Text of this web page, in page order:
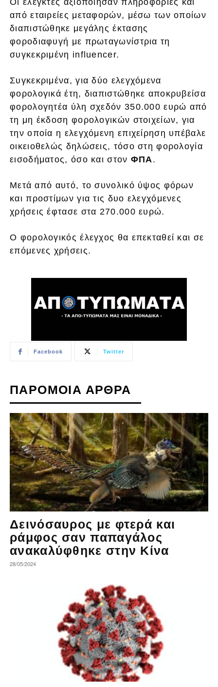
από εταιρείες μεταφορών, μέσω των οποίων
διαπιστώθηκε μεγάλης έκτασης
φοροδιαφυγή με πρωταγωνίστρια τη
συγκεκριμένη influencer.
Συγκεκριμένα, για δύο ελεγχόμενα
φορολογικά έτη, διαπιστώθηκε αποκρυβείσα
φορολογητέα ύλη σχεδόν 350.000 ευρώ από
τη μη έκδοση φορολογικών στοιχείων, για
την οποία η ελεγχόμενη επιχείρηση υπέβαλε
οικειοθελώς δηλώσεις, τόσο στη φορολογία
εισοδήματος, όσο και στον ΦΠΑ .
Μετά από αυτό, το συνολικό ύψος φόρων
και προστίμων για τις δυο ελεγχόμενες
χρήσεις έφτασε στα 270.000 ευρώ.
Ο φορολογικός έλεγχος θα επεκταθεί και σε
επόμενες χρήσεις.
Facebook Twitter
ΠΑΡΟΜΟΙΑ ΑΡΘΡΑ
Δεινόσαυρος με φτερά και
ράμφος σαν παπαγάλος
ανακαλύφθηκε στην Κίνα
28/05/2024